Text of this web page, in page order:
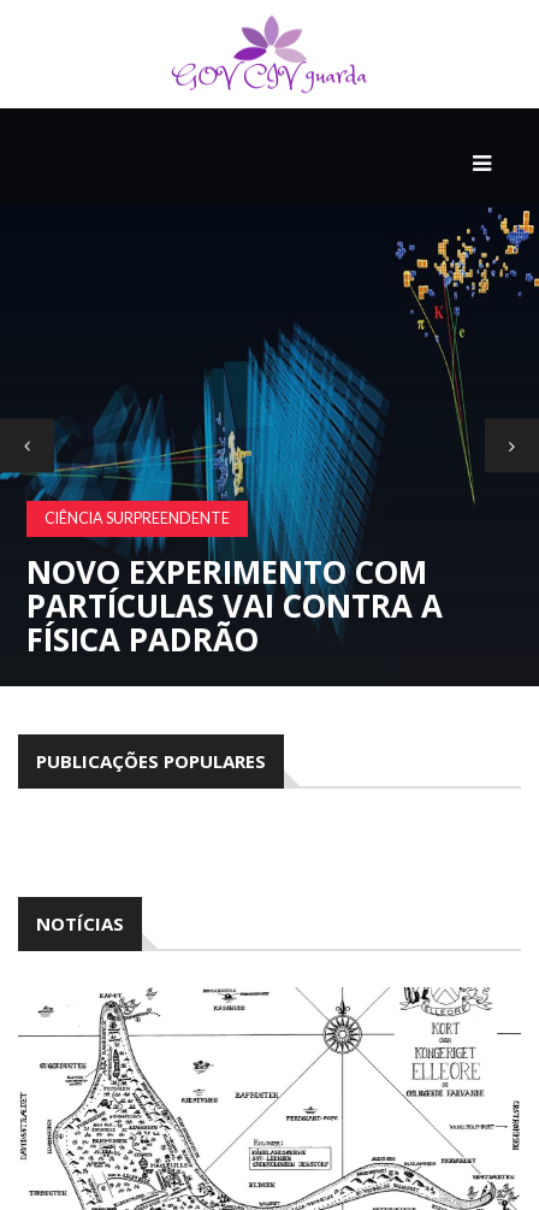
COMEÇA
COM
UM
ESTRONDO
CIÊNCIA SURPREENDENTE
NOVO EXPERIMENTO COM
PARTÍCULAS VAI CONTRA A
FÍSICA PADRÃO
PUBLICAÇÕES POPULARES
NOTÍCIAS